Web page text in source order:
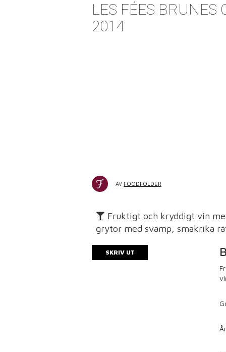
LES FÉES BRUNES
2014
AV FOODFOLDER
Fruktigt och kryddigt vin
grytor med svamp, smakrika
SKRIV UT